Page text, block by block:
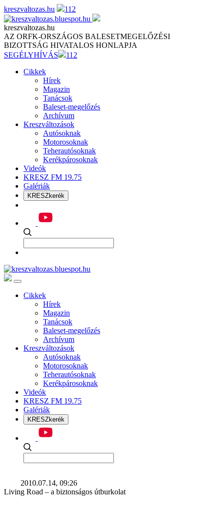
Skip
to
content
kreszvaltozas.hu 112
kreszvaltozas.hu
AZ ORFK-ORSZÁGOS BALESETMEGELŐZÉSI
BIZOTTSÁG HIVATALOS HONLAPJA
SEGÉLYHÍVÁS
112
Cikkek
Hírek
Magazin
Tanácsok
Baleset-megelőzés
Archívum
Kreszváltozások
Autósoknak
Motorosoknak
Teherautósoknak
Kerékpárosoknak
Videók
KRESZ FM 19.75
Galériák
KRESZkerék
Cikkek
Hírek
Magazin
Tanácsok
Baleset-megelőzés
Archívum
Kreszváltozások
Autósoknak
Motorosoknak
Teherautósoknak
Kerékpárosoknak
Videók
KRESZ FM 19.75
Galériák
KRESZkerék
2010.07.14, 09:26
Living Road – a biztonságos útburkolat